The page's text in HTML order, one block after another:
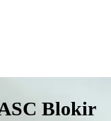
Blokir